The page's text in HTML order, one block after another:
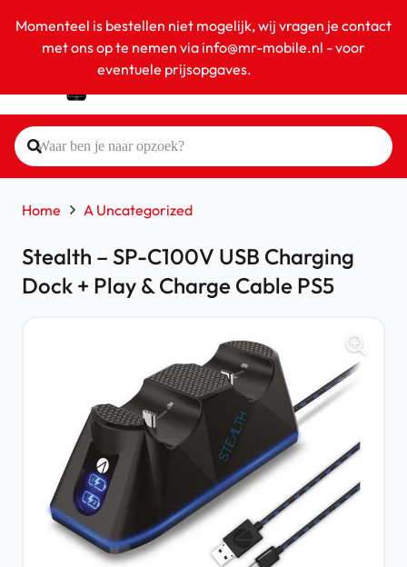
Momenteel is bestellen niet mogelijk, wij vragen je contact
met ons op te nemen via info@mr-mobile.nl - voor
eventuele prijsopgaves.
Home A Uncategorized
Stealth – SP-C100V USB Charging
Dock + Play & Charge Cable PS5